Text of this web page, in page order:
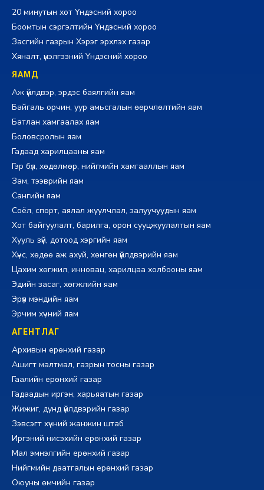
20 минутын хот Үндэсний хороо
Боомтын сэргэлтийн Үндэсний хороо
Засгийн газрын Хэрэг эрхлэх газар
Хяналт, үнэлгээний Үндэсний хороо
ЯАМД
Аж үйлдвэр, эрдэс баялгийн яам
Байгаль орчин, уур амьсгалын өөрчлөлтийн яам
Батлан хамгаалах яам
Боловсролын яам
Гадаад харилцааны яам
Гэр бүл, хөдөлмөр, нийгмийн хамгааллын яам
Зам, тээврийн яам
Сангийн яам
Соёл, спорт, аялал жуулчлал, залуучуудын яам
Хот байгуулалт, барилга, орон сууцжуулалтын яам
Хууль зүй, дотоод хэргийн яам
Хүнс, хөдөө аж ахуй, хөнгөн үйлдвэрийн яам
Цахим хөгжил, инновац, харилцаа холбооны яам
Эдийн засаг, хөгжлийн яам
Эрүүл мэндийн яам
Эрчим хүчний яам
АГЕНТЛАГ
Архивын ерөнхий газар
Ашигт малтмал, газрын тосны газар
Гаалийн ерөнхий газар
Гадаадын иргэн, харьяатын газар
Жижиг, дунд үйлдвэрийн газар
Зэвсэгт хүчний жанжин штаб
Иргэний нисэхийн ерөнхий газар
Мал эмнэлгийн ерөнхий газар
Нийгмийн даатгалын ерөнхий газар
Оюуны өмчийн газар